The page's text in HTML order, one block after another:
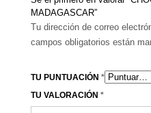
MADAGASCAR”
Tu dirección de correo
campos obligatorios están
TU PUNTUACIÓN *
TU VALORACIÓN *